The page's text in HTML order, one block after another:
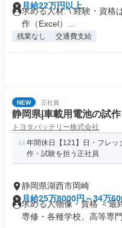
月給22万円以上
求める人材: \ 経験・資格
作（Excel）...
残業なし 交通費支給
NEW 正社員
静岡県|車載用電池の試
トヨタバッテリー株式会社
年間休日【121】日・フレ
作・試験を担う正社員
静岡県湖西市岡崎
月給25万8000円～34万
求める人物像・資格 ＜最
専修・各種学校、高等専門